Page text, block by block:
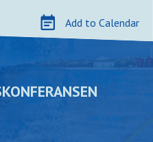
Add to Calendar